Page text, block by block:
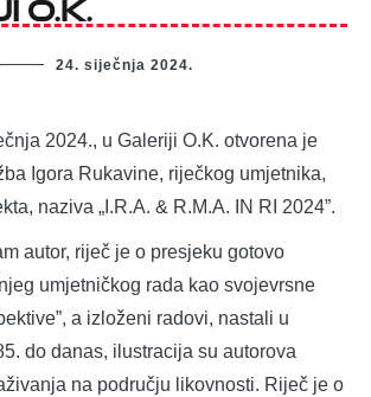
24. siječnja 2024.
2024., u Galeriji O.K. otvorena je
Igora Rukavine, riječkog umjetnika,
naziva „I.R.A. & R.M.A. IN RI 2024”.
autor, riječ je o presjeku gotovo
umjetničkog rada kao svojevrsne
a izloženi radovi, nastali u
do danas, ilustracija su autorova
na području likovnosti. Riječ je o